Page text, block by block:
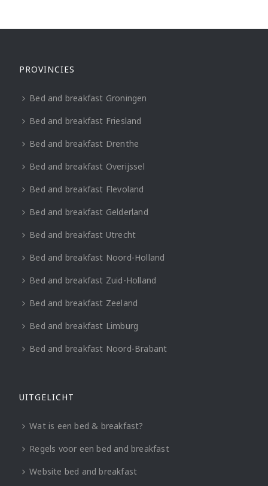
PROVINCIES
Bed and breakfast Groningen
Bed and breakfast Friesland
Bed and breakfast Drenthe
Bed and breakfast Overijssel
Bed and breakfast Flevoland
Bed and breakfast Gelderland
Bed and breakfast Utrecht
Bed and breakfast Noord-Holland
Bed and breakfast Zuid-Holland
Bed and breakfast Zeeland
Bed and breakfast Limburg
Bed and breakfast Noord-Brabant
UITGELICHT
Wat is een bed & breakfast?
Regels voor een bed and breakfast
Website bed and breakfast